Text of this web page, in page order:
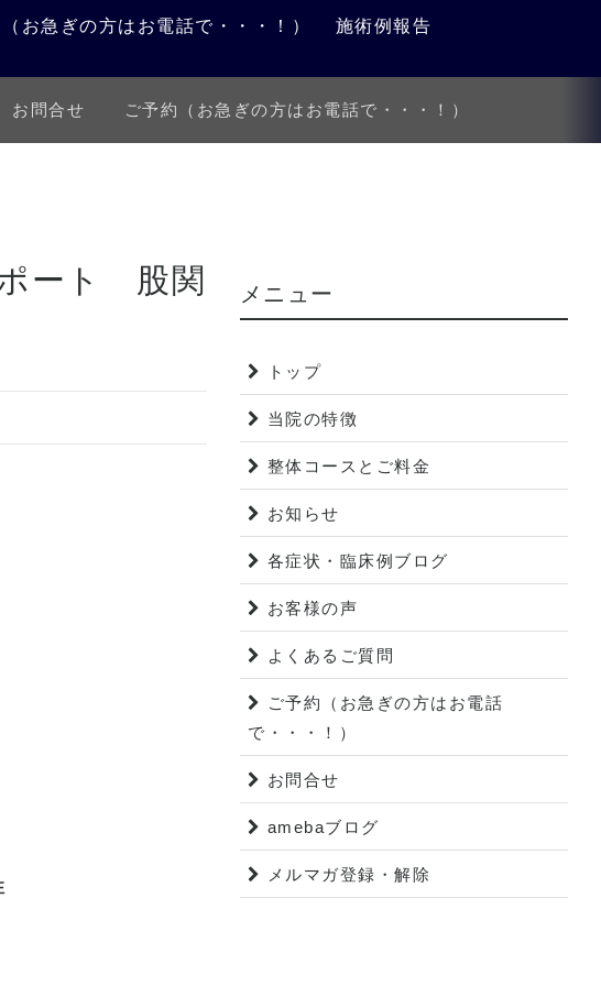
お急ぎの方はお電話で・・・！）
施術例報告
お問合せ ご予約（お急ぎの方はお電話で・・・！）
ート 股関
メニュー
トップ
当院の特徴
整体コースとご料金
お知らせ
各症状・臨床例ブログ
お客様の声
よくあるご質問
ご予約（お急ぎの方はお電話
で・・・！）
お問合せ
amebaブログ
メルマガ登録・解除